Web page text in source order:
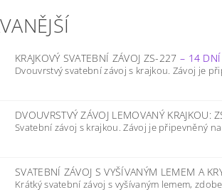
KRAJKOVÝ SVATEBNÍ ZÁVOJ ZS-227 – 14 DNÍ
Dvouvrstvý svatební závoj s krajkou. Závoj je
DVOUVRSTVÝ ZÁVOJ LEMOVANÝ KRAJKOU:
Svatební závoj s krajkou. Závoj je připevněný
SVATEBNÍ ZÁVOJ S VYŠÍVANÝM LEMEM A
Krátký svatební závoj s vyšívaným lemem,